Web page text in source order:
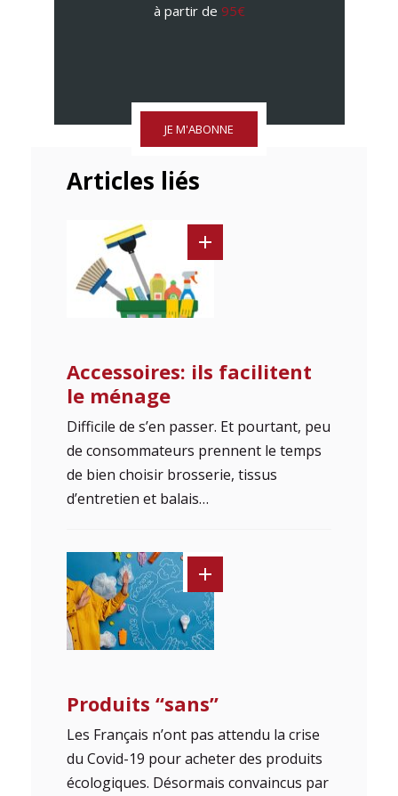
à partir de 95€
JE M'ABONNE
Articles liés
Accessoires: ils facilitent
le ménage
Difficile de s’en passer. Et pourtant, peu
de consommateurs prennent le temps
de bien choisir brosserie, tissus
d’entretien et balais…
Produits “sans”
Les Français n’ont pas attendu la crise
du Covid-19 pour acheter des produits
écologiques. Désormais convaincus par